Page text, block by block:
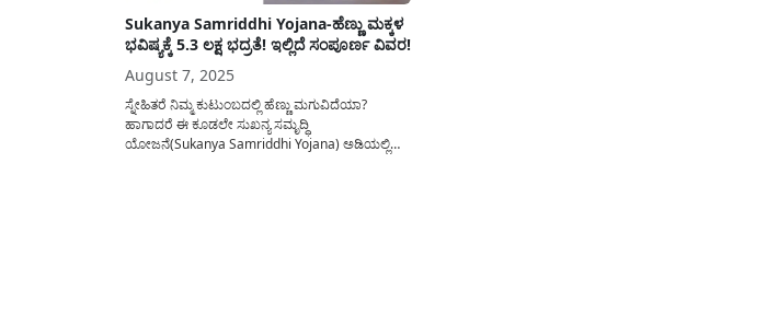
Sukanya Samriddhi Yojana-ಹೆಣ್ಣು ಮಕ್ಕಳ
ಭವಿಷ್ಯಕ್ಕೆ 5.3 ಲಕ್ಷ ಭದ್ರತೆ! ಇಲ್ಲಿದೆ ಸಂಪೂರ್ಣ ವಿವರ!
August 7, 2025
ಸ್ನೇಹಿತರೆ ನಿಮ್ಮ ಕುಟುಂಬದಲ್ಲಿ ಹೆಣ್ಣು ಮಗುವಿದೆಯಾ?
ಹಾಗಾದರೆ ಈ ಕೂಡಲೇ ಸುಖನ್ಯ ಸಮೃದ್ಧಿ
ಯೋಜನೆ(Sukanya Samriddhi Yojana) ಅಡಿಯಲ್ಲಿ